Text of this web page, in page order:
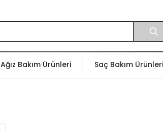
Ağız Bakım Ürünleri Saç Bakım Ürünleri